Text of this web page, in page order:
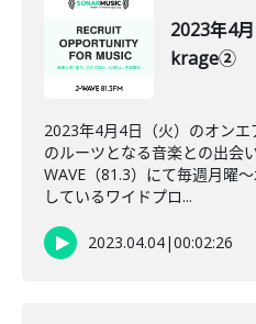
2023年4
krage②
2023年4月4日（火）のオン
のルーツとなる音楽との出会
WAVE（81.3）にて毎週月曜
しているワイドプロ...
2023.04.04|00:02:26